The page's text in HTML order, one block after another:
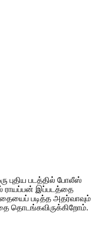
புதிய படத்தில் போலீஸ்
ராயப்பன் இப்படத்தை
படித்த அதர்வாவும்
தொடங்கவிருக்கிறோம்.